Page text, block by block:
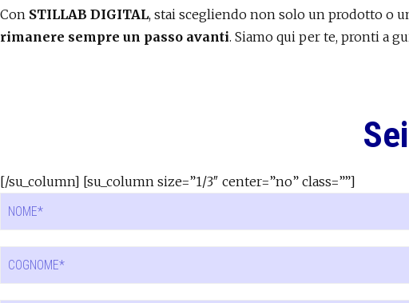
Con STILLAB DIGITAL, stai scegliendo non solo un prodotto o
rimanere sempre un passo avanti. Siamo qui per te, pronti a
[/su_column] [su_column size=”1/3″ center=”no” class=””]